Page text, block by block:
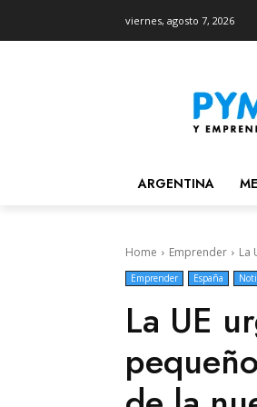
viernes, agosto 7, 2026
ARGENTINA
Home Emprender La
Emprender España
La UE